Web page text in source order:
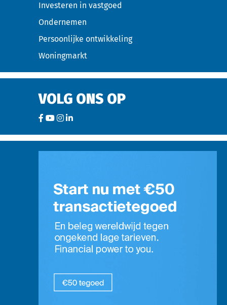
Investeren in vastgoed
Ondernemen
Persoonlijke ontwikkeling
Woningmarkt
VOLG ONS OP